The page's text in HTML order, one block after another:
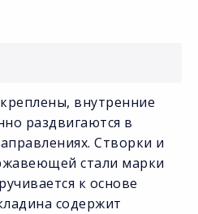
внутренние
раздвигаются в
Створки и
стали марки
к основе
содержит